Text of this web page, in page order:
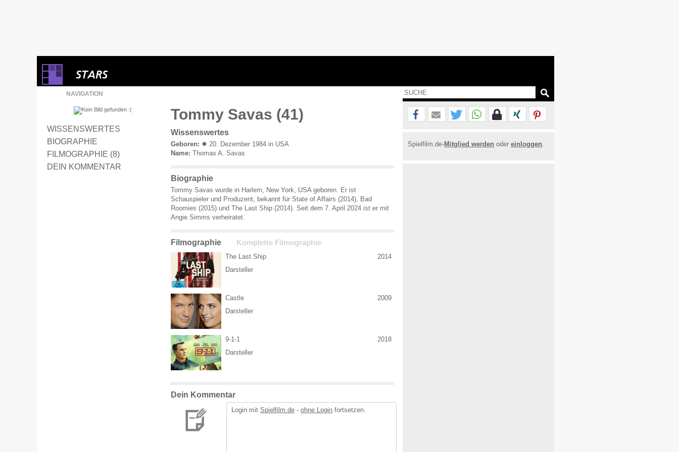
NAVIGATION
WISSENSWERTES
BIOGRAPHIE
FILMOGRAPHIE (8)
DEIN KOMMENTAR
Tommy Savas (41)
Wissenswertes
Geboren: ✹ 20. Dezember 1984 in USA
Name: Thomas A. Savas
Biographie
Tommy Savas wurde in Harlem, New York, USA geboren. Er ist
Schauspieler und Produzent, bekannt für State of Affairs (2014), Bad
Roomies (2015) und The Last Ship (2014). Seit dem 7. April 2024 ist er mit
Angie Simms verheiratet.
Filmographie Komplette Filmographie
The Last Ship
Darsteller
2014
Castle
Darsteller
2009
9-1-1
Darsteller
2018
Dein Kommentar
Login mit Spielfilm.de - ohne Login fortsetzen.
Spielfilm.de-Mitglied werden oder einloggen.